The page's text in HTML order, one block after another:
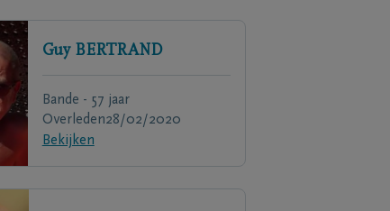
Guy BERTRAND
Bande - 57 jaar
Overleden28/02/2020
Bekijken